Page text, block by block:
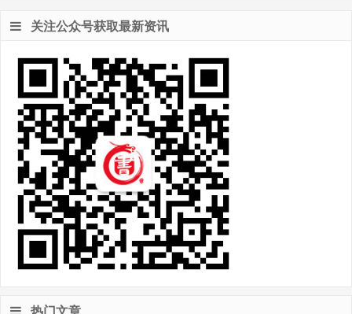
关注公众号获取最新资讯
热门文章